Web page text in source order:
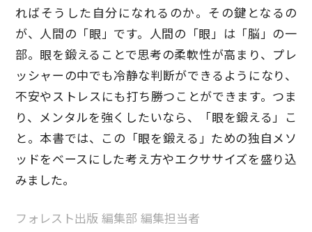
ればそうした自分になれるのか。その鍵となるの
が、人間の「眼」です。人間の「眼」は「脳」の一
部。眼を鍛えることで思考の柔軟性が高まり、プレ
ッシャーの中でも冷静な判断ができるようになり、
不安やストレスにも打ち勝つことができます。つま
り、メンタルを強くしたいなら、「眼を鍛える」こ
と。本書では、この「眼を鍛える」ための独自メソ
ッドをベースにした考え方やエクササイズを盛り込
みました。
フォレスト出版 編集部 編集担当者